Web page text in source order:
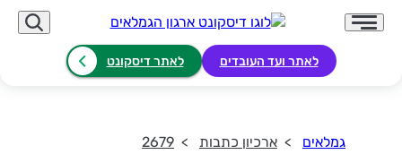
לאתר ועד העובדים לאתר דיסקונט
גמלאים ארכיון כתבות 2679